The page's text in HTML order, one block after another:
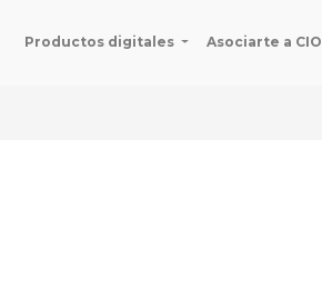
Productos digitales Asociarte a CIO